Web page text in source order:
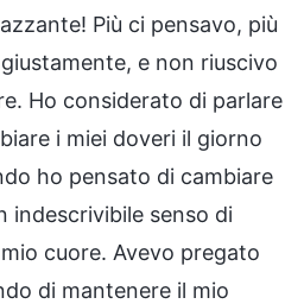
Più ci pensavo, più
e non riuscivo
Ho considerato di parlare
i miei doveri il giorno
ho pensato di cambiare
indescrivibile senso di
cuore. Avevo pregato
di mantenere il mio